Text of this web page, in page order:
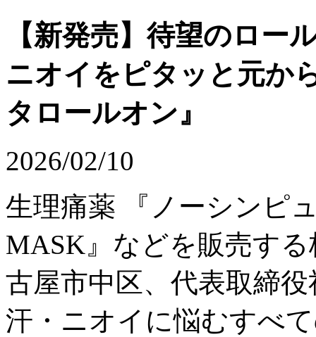
【新発売】待望のロー
ニオイをピタッと元か
タロールオン』
2026/02/10
生理痛薬 『ノーシンピ
MASK』などを販売す
古屋市中区、代表取締
汗・ニオイに悩むすべ